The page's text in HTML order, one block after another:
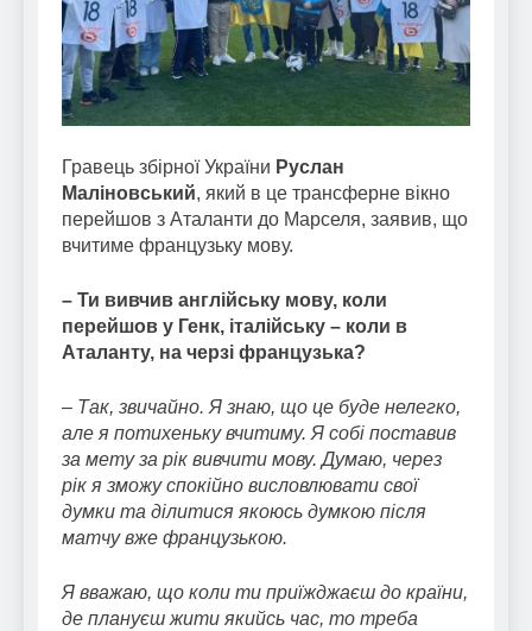
Гравець збірної України Руслан
Маліновський, який в це трансферне вікно
перейшов з Аталанти до Марселя, заявив, що
вчитиме французьку мову.
– Ти вивчив англійську мову, коли
перейшов у Генк, італійську – коли в
Аталанту, на черзі французька?
– Так, звичайно. Я знаю, що це буде нелегко,
але я потихеньку вчитиму. Я собі поставив
за мету за рік вивчити мову. Думаю, через
рік я зможу спокійно висловлювати свої
думки та ділитися якоюсь думкою після
матчу вже французькою.
Я вважаю, що коли ти приїжджаєш до країни,
де плануєш жити якийсь час, то треба